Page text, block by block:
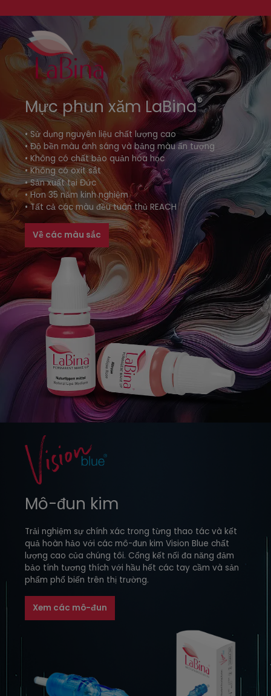
Mực phun xăm LaBina®
•Sử dụng nguyên liệu chất lượng cao
•Độ bền màu ánh sáng và bảng màu ấn tượng
• Không có chất bảo quản hóa học
• Không có oxit sắt
• Sản xuất tại Đức
• Hơn 35 năm kinh nghiệm
• Tất cả các màu đều tuân thủ REACH
Về các màu sắc
Mô-đun kim
Trải nghiệm sự chính xác trong từng thao tác và kết
quả hoàn hảo với các mô-đun kim Vision Blue chất
lượng cao của chúng tôi. Cổng kết nối đa năng đảm
bảo tính tương thích với hầu hết các tay cầm và sản
phẩm phổ biến trên thị trường.
Xem các mô-đun